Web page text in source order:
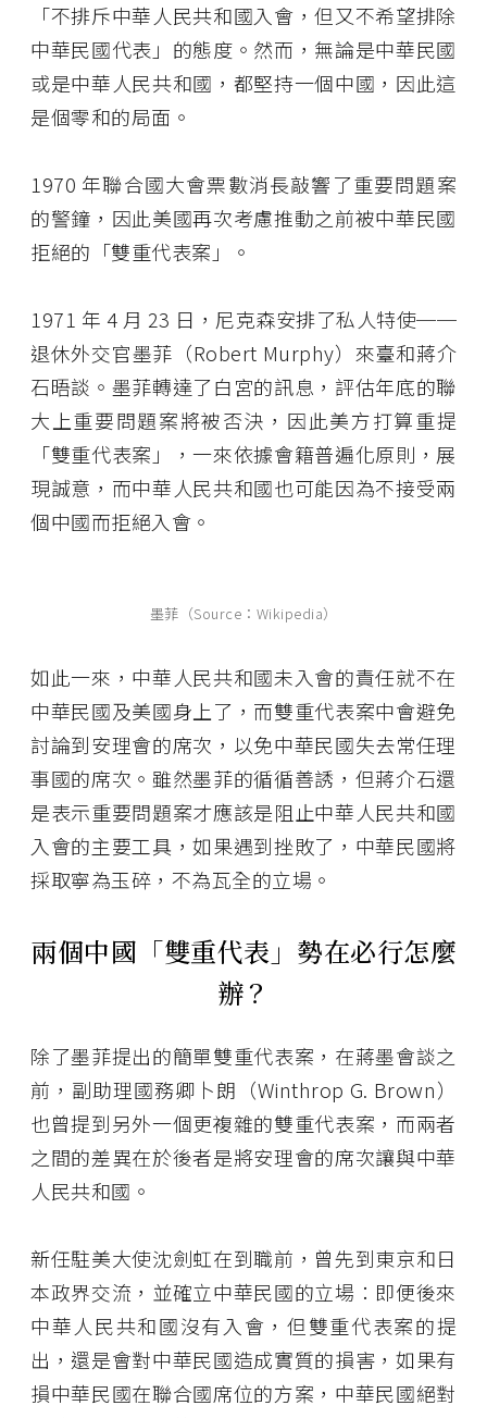
「不排斥中華人民共和國入會，但又不希望排除
中華民國代表」的態度。然而，無論是中華民國
或是中華人民共和國，都堅持一個中國，因此這
是個零和的局面。
1970 年聯合國大會票數消長敲響了重要問題案
的警鐘，因此美國再次考慮推動之前被中華民國
拒絕的「雙重代表案」。
1971 年 4 月 23 日，尼克森安排了私人特使──
退休外交官墨菲（Robert Murphy）來臺和蔣介
石晤談。墨菲轉達了白宮的訊息，評估年底的聯
大上重要問題案將被否決，因此美方打算重提
「雙重代表案」，一來依據會籍普遍化原則，展
現誠意，而中華人民共和國也可能因為不接受兩
個中國而拒絕入會。
墨菲（Source：Wikipedia）
如此一來，中華人民共和國未入會的責任就不在
中華民國及美國身上了，而雙重代表案中會避免
討論到安理會的席次，以免中華民國失去常任理
事國的席次。雖然墨菲的循循善誘，但蔣介石還
是表示重要問題案才應該是阻止中華人民共和國
入會的主要工具，如果遇到挫敗了，中華民國將
採取寧為玉碎，不為瓦全的立場。
兩個中國「雙重代表」勢在必行怎麼
辦？
除了墨菲提出的簡單雙重代表案，在蔣墨會談之
前，副助理國務卿卜朗（Winthrop G. Brown）
也曾提到另外一個更複雜的雙重代表案，而兩者
之間的差異在於後者是將安理會的席次讓與中華
人民共和國。
新任駐美大使沈劍虹在到職前，曾先到東京和日
本政界交流，並確立中華民國的立場：即便後來
中華人民共和國沒有入會，但雙重代表案的提
出，還是會對中華民國造成實質的損害，如果有
損中華民國在聯合國席位的方案，中華民國絕對